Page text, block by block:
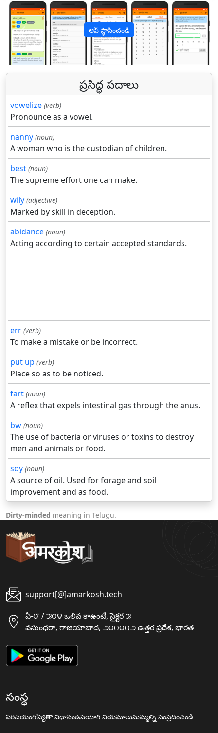
ఆప్ స్థాపించండి
पिछला
ప్రసిద్ధ పదాలు
vowelize (verb)
Pronounce as a vowel.
nanny (noun)
A woman who is the custodian of children.
best (noun)
The supreme effort one can make.
wily (adjective)
Marked by skill in deception.
abidance (noun)
Acting according to certain accepted standards.
err (verb)
To make a mistake or be incorrect.
put up (verb)
Place so as to be noticed.
fart (noun)
A reflex that expels intestinal gas through the anus.
bw (noun)
The use of bacteria or viruses or toxins to destroy
men and animals or food.
soy (noun)
A source of oil. Used for forage and soil
improvement and as food.
Dirty-minded meaning in Telugu.
support[@]amarkosh.tech
ఏ-౮ / ౫౦౪ ఒలివ కాఉంటీ, సైక్టర ౫
వసుంధరా, గాజియాబాద, ౨౦౧౦౧౨ ఉత్తర ప్రదేశ, భారత
సంస్థ
పరిచయంగోప్యతా విధానంఉపయోగ నియమాలుమమ్మల్ని సంప్రదించండి